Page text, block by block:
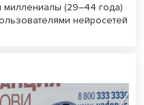
миллениалы (29–44 года)
нейросетей